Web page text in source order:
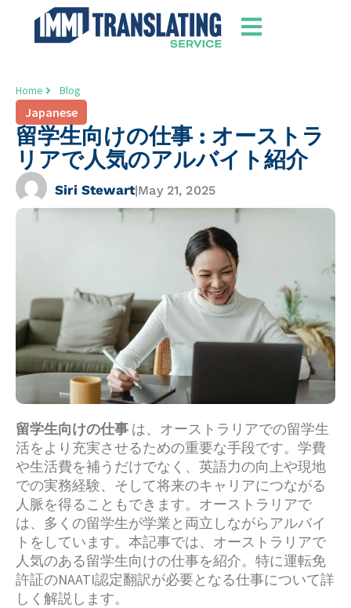
Home Blog
Japanese
留学生向けの仕事 : オーストラ
リアで人気のアルバイト紹介
Siri Stewart|May 21, 2025
留学生向けの仕事 は、オーストラリアでの留学生
活をより充実させるための重要な手段です。学費
や生活費を補うだけでなく、英語力の向上や現地
での実務経験、そして将来のキャリアにつながる
人脈を得ることもできます。オーストラリアで
は、多くの留学生が学業と両立しながらアルバイ
トをしています。本記事では、オーストラリアで
人気のある留学生向けの仕事を紹介。特に運転免
許証のNAATI認定翻訳が必要となる仕事について詳
しく解説します。